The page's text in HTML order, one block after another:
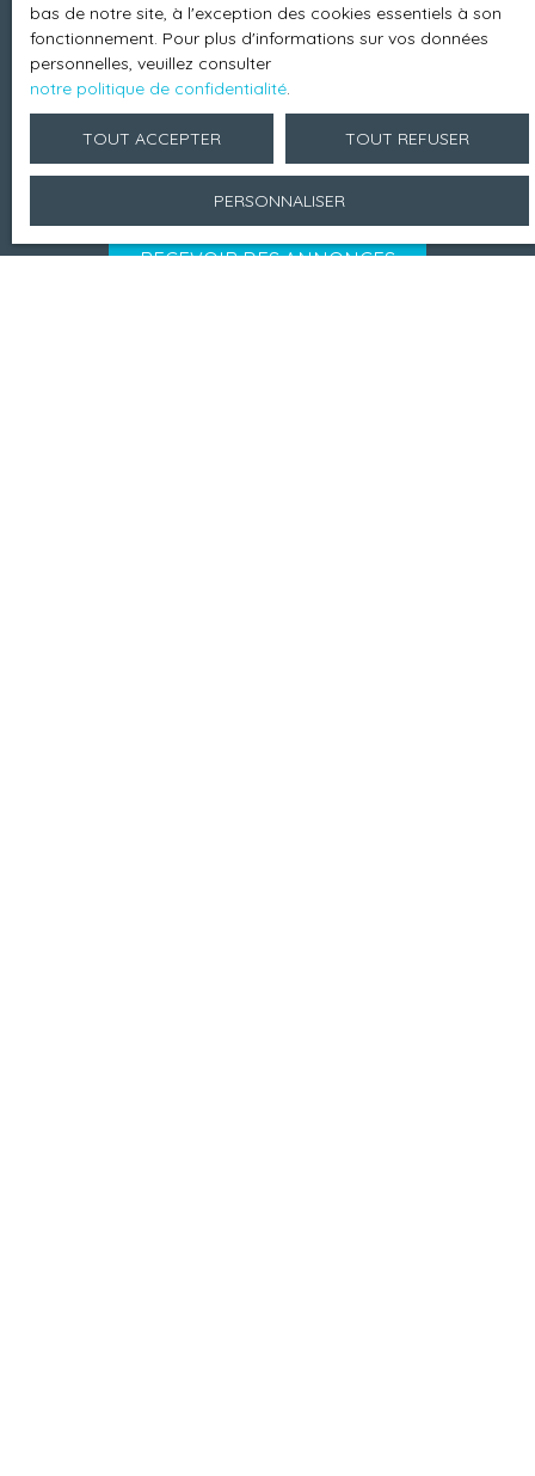
Société Worldline, Service Bloctel, CS 61311, 41013
BLOIS CEDEX.
Pour en savoir plus sur le traitement de vos
données personnelles, veuillez consulter notre
politique de confidentialité.
RECEVOIR DES ANNONCES
bas de notre site, à l'exception des cookies essentiels à son
fonctionnement. Pour plus d'informations sur vos données
personnelles, veuillez consulter
notre politique de confidentialité.
TOUT ACCEPTER TOUT REFUSER
PERSONNALISER